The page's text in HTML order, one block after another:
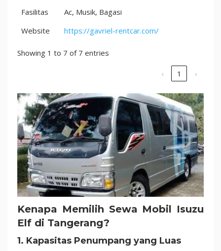
Fasilitas
Ac, Musik, Bagasi
Website
https://gavriel-rentcar.com/
Showing 1 to 7 of 7 entries
‹ 1 ›
Kenapa Memilih Sewa Mobil Isuzu
Elf di Tangerang?
1. Kapasitas Penumpang yang Luas